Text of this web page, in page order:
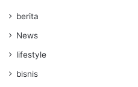
berita
News
lifestyle
bisnis